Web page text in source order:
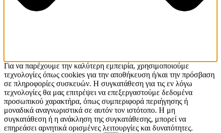
Για να παρέχουμε την καλύτερη εμπειρία, χρησιμοποιούμε
τεχνολογίες όπως cookies για την αποθήκευση ή/και την πρόσβαση
σε πληροφορίες συσκευών. Η συγκατάθεση για τις εν λόγω
τεχνολογίες θα μας επιτρέψει να επεξεργαστούμε δεδομένα
προσωπικού χαρακτήρα, όπως συμπεριφορά περιήγησης ή
μοναδικά αναγνωριστικά σε αυτόν τον ιστότοπο. Η μη
συγκατάθεση ή η ανάκληση της συγκατάθεσης, μπορεί να
επηρεάσει αρνητικά ορισμένες λειτουργίες και δυνατότητες.